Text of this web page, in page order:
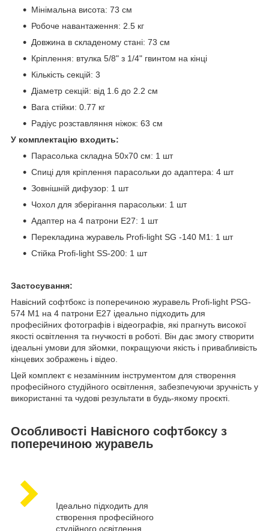
Мінімальна висота: 73 см
Робоче навантаження: 2.5 кг
Довжина в складеному стані: 73 см
Кріплення: втулка 5/8" з 1/4" гвинтом на кінці
Кількість секцій: 3
Діаметр секцій: від 1.6 до 2.2 см
Вага стійки: 0.77 кг
Радіус розставляння ніжок: 63 см
У комплектацію входить:
Парасолька складна 50х70 см: 1 шт
Спиці для кріплення парасольки до адаптера: 4 шт
Зовнішній дифузор: 1 шт
Чохол для зберігання парасольки: 1 шт
Адаптер на 4 патрони E27: 1 шт
Перекладина журавель Profi-light SG -140 M1: 1 шт
Стійка Profi-light SS-200: 1 шт
Застосування:
Навісний софтбокс із поперечиною журавель Profi-light PSG-
574 M1 на 4 патрони E27 ідеально підходить для
професійних фотографів і відеографів, які прагнуть високої
якості освітлення та гнучкості в роботі. Він дає змогу створити
ідеальні умови для зйомки, покращуючи якість і привабливість
кінцевих зображень і відео.
Цей комплект є незамінним інструментом для створення
професійного студійного освітлення, забезпечуючи зручність у
використанні та чудові результати в будь-якому проєкті.
Особливості Навісного софтбоксу з
поперечиною журавель
Ідеально підходить для
створення професійного
студійного освітлення,